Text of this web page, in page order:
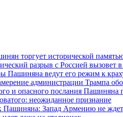
торгует исторической
разрыв с Россией
Пашиняна ведут его режим к
администрации Трампа
и опасного послания Пашиняна
неожиданное признание
Запад Армению не ждет,